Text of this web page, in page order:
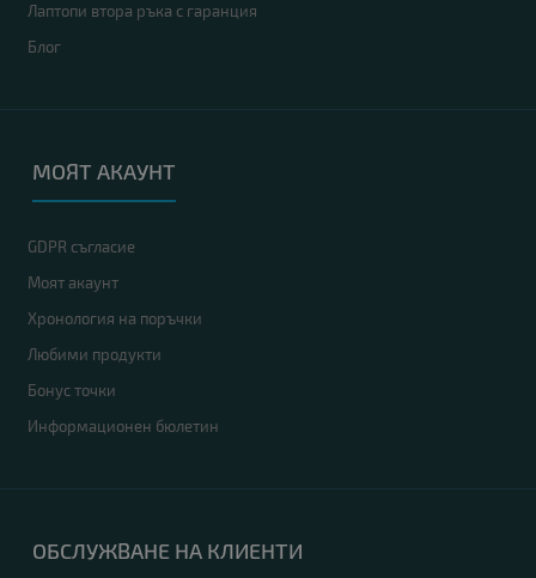
Лаптопи втора ръка с гаранция
Блог
МОЯТ АКАУНТ
GDPR съгласие
Моят акаунт
Хронология на поръчки
Любими продукти
Бонус точки
Информационен бюлетин
ОБСЛУЖВАНЕ НА КЛИЕНТИ